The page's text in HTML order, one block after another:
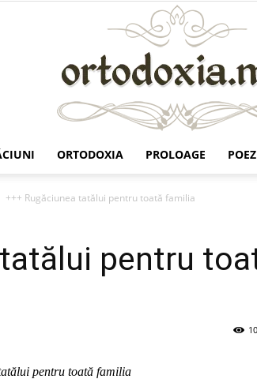
ORTODOXIA PROLOAGE
+++ Rugăciunea tatălui pentru toată familia
pentru
pentru toată familia